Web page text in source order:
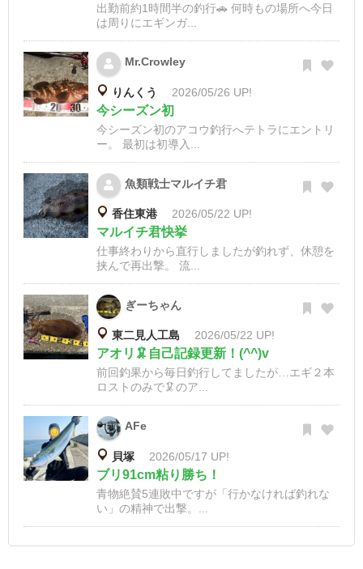
出勤前約1時間半の釣行🚗 何時もの場所へ今日
は周りにエギンガ...
Mr.Crowley
りんくう 2026/05/26 UP!
今シーズン初
今シーズン初のアコウ釣行へテトラにエントリ
ー。 最初は初導入...
魚類戦士マルイチ君
香住東港 2026/05/22 UP!
マルイチ君快挙
仕事終わりから直行しましたが釣れず、休憩を
挟んで再出撃。 流...
ぎーちゃん
東二見人工島 2026/05/22 UP!
アオリ🦑自己記録更新！(^^)v
前回釣果から毎日釣行してましたが…エギ２本
ロストのみで🦑のア...
AFe
貝塚 2026/05/17 UP!
ブリ91cm粘り勝ち！
青物絶賛5連敗中ですが「行かなければ釣れな
い」の精神で出撃。...